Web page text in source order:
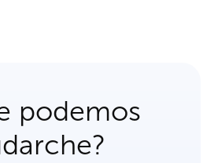
podemos